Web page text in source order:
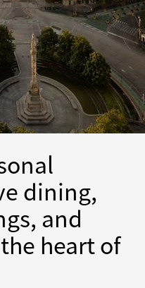
dining,
and
heart of